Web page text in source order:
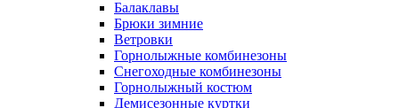
Балаклавы
Брюки зимние
Ветровки
Горнолыжные комбинезоны
Снегоходные комбинезоны
Горнолыжный костюм
Демисезонные куртки